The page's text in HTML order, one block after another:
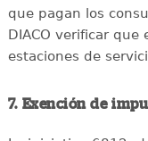
que pagan los
DIACO verificar que
estaciones de
7. Exención de